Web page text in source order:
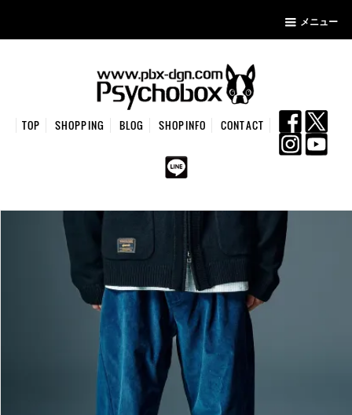
メニュー
TOP SHOPPING BLOG SHOPINFO CONTACT